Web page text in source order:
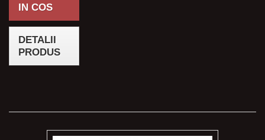
IN COS
DETALII
PRODUS